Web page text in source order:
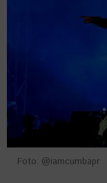
Foto: @iamcumbapr